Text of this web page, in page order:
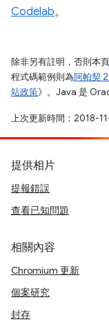
Codelab。
除非另有註明，否則本
程式碼範例則為阿帕契
站政策》。Java 是
上次更新時間：2018-
提供相片
提報錯誤
查看已知問題
相關內容
Chromium 更新
個案研究
封存